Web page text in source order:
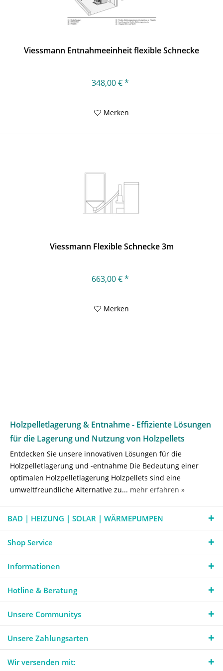
Viessmann Entnahmeeinheit flexible Schnecke
348,00 € *
Merken
Viessmann Flexible Schnecke 3m
663,00 € *
Merken
Holzpelletlagerung & Entnahme - Effiziente Lösungen
für die Lagerung und Nutzung von Holzpellets
Entdecken Sie unsere innovativen Lösungen für die
Holzpelletlagerung und -entnahme Die Bedeutung einer
optimalen Holzpelletlagerung Holzpellets sind eine
umweltfreundliche Alternative zu... mehr erfahren »
BAD | HEIZUNG | SOLAR | WÄRMEPUMPEN
Shop Service
Informationen
Hotline & Beratung
Unsere Communitys
Unsere Zahlungsarten
Wir versenden mit: